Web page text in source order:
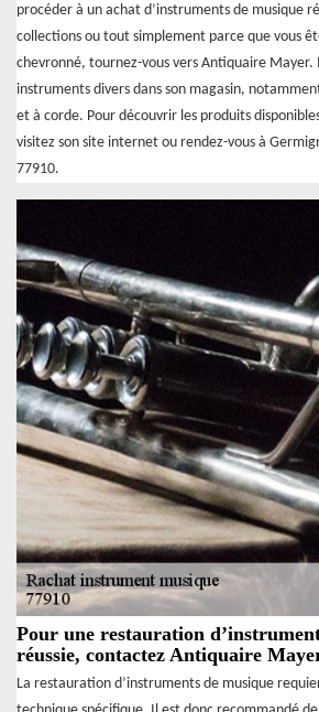
procéder à un achat d’instruments de musique
collections ou tout simplement parce que vous
chevronné, tournez-vous vers Antiquaire Mayer.
instruments divers dans son magasin,
et à corde. Pour découvrir les produits
visitez son site internet ou rendez-vous à
77910.
Pour une restauration
réussie, contactez Antiquaire
La restauration d’instruments de musique